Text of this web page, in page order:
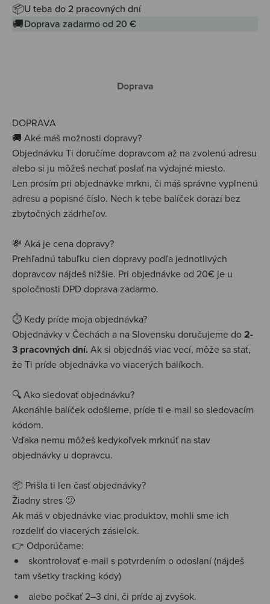
📦U teba do 2 pracovných dní
🚚Doprava zadarmo od 20 €
Doprava
DOPRAVA
🚚 Aké máš možnosti dopravy?
Objednávku Ti doručíme dopravcom až na zvolenú adresu
alebo si ju môžeš nechať poslať na výdajné miesto.
Len prosím pri objednávke mrkni, či máš správne vyplnenú
adresu a popisné číslo. Nech k tebe balíček dorazí bez
zbytočných zádrheľov.
💸 Aká je cena dopravy?
Prehľadnú tabuľku cien dopravy podľa jednotlivých
dopravcov nájdeš nižšie. Pri objednávke od 20€ je u
spoločnosti DPD doprava zadarmo.
⏱️ Kedy príde moja objednávka?
Objednávky v Čechách a na Slovensku doručujeme do2-
3 pracovných dní.Ak si objednáš viac vecí, môže sa stať,
že Ti príde objednávka vo viacerých balíkoch.
🔍 Ako sledovať objednávku?
Akonáhle balíček odošleme, príde ti e-mail so sledovacím
kódom.
Vďaka nemu môžeš kedykoľvek mrknúť na stav
objednávky u dopravcu.
📦 Prišla ti len časť objednávky?
Žiadny stres 🙂
Ak máš v objednávke viac produktov, mohli sme ich
rozdeliť do viacerých zásielok.
👉 Odporúčame:
skontrolovať e-mail s potvrdením o odoslaní (nájdeš
tam všetky tracking kódy)
alebo počkať 2–3 dni, či príde aj zvyšok.